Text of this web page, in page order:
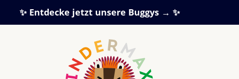
✨ Entdecke jetzt unsere Buggys → ✨